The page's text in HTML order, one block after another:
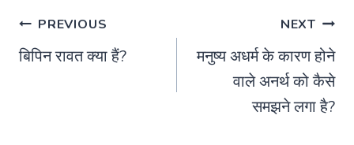
Post
navigation
PREVIOUS
बिपिन रावत क्या हैं?
NEXT
मनुष्य अधर्म के कारण होने
वाले अनर्थ को कैसे
समझने लगा है?